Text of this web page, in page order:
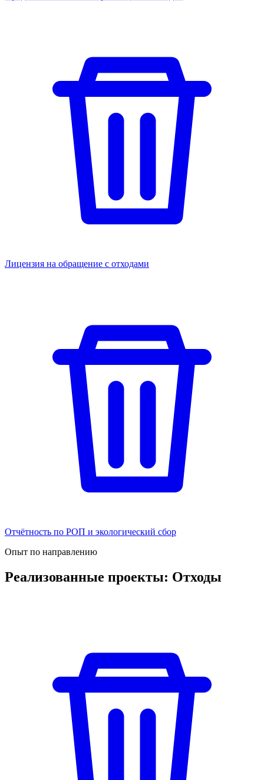
Лицензия на обращение с отходами
Отчётность по РОП и экологический сбор
Опыт по направлению
Реализованные проекты: Отходы